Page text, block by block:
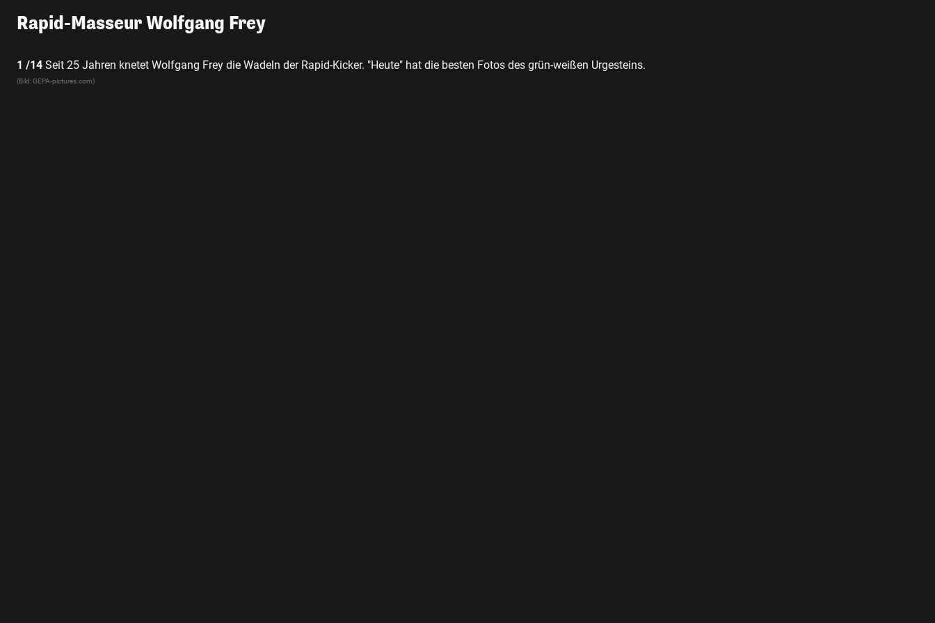
Rapid-Masseur Wolfgang Frey
1 /14 Seit 25 Jahren knetet Wolfgang Frey die Wadeln der Rapid-Kicker. "Heute" hat die besten Fotos des grün-weißen Urgesteins.
(Bild: GEPA-pictures.com)